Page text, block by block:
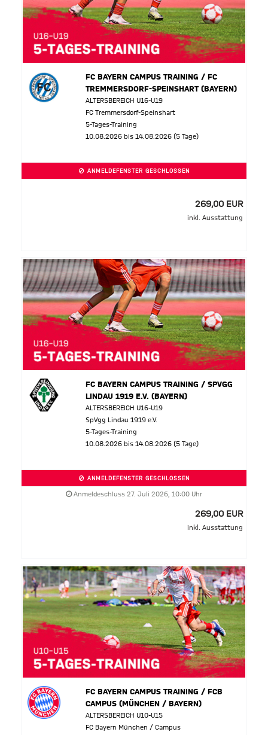
FC BAYERN CAMPUS TRAINING / FC
TREMMERSDORF-SPEINSHART (BAYERN)
ALTERSBEREICH U16-U19
FC Tremmersdorf-Speinshart
5-Tages-Training
10.08.2026 bis 14.08.2026 (5 Tage)
ANMELDEFENSTER GESCHLOSSEN
269,00 EUR
inkl. Ausstattung
FC BAYERN CAMPUS TRAINING / SPVGG
LINDAU 1919 E.V. (BAYERN)
ALTERSBEREICH U16-U19
SpVgg Lindau 1919 e.V.
5-Tages-Training
10.08.2026 bis 14.08.2026 (5 Tage)
ANMELDEFENSTER GESCHLOSSEN
Anmeldeschluss 27. Juli 2026, 10:00 Uhr
269,00 EUR
inkl. Ausstattung
FC BAYERN CAMPUS TRAINING / FCB
CAMPUS (MÜNCHEN / BAYERN)
ALTERSBEREICH U10-U15
FC Bayern München / Campus